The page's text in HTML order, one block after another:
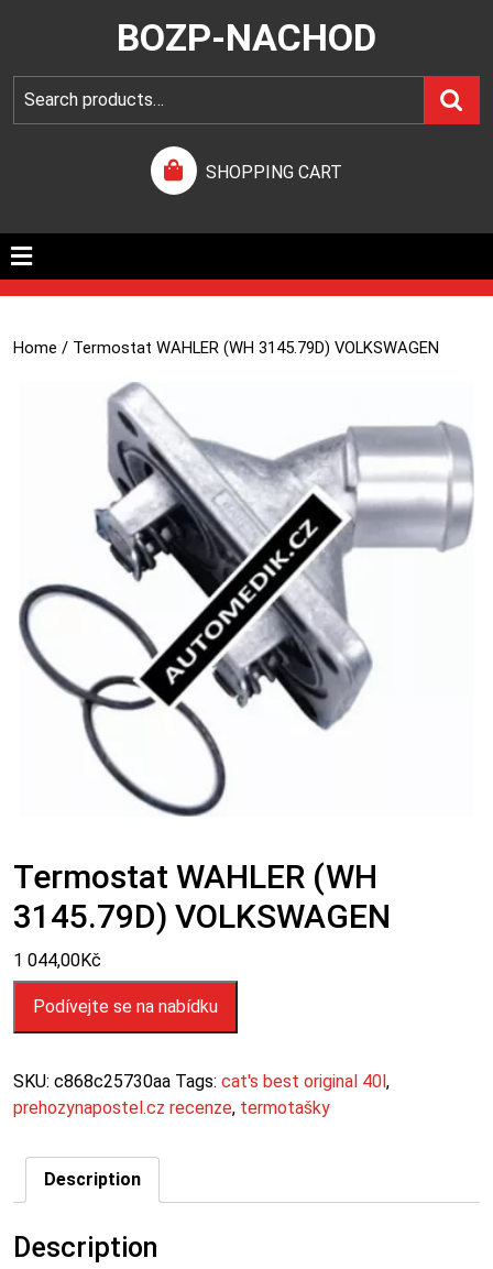
BOZP-NACHOD
SHOPPING CART
Home / Termostat WAHLER (WH 3145.79D) VOLKSWAGEN
Termostat WAHLER (WH
3145.79D) VOLKSWAGEN
1 044,00Kč
Podívejte se na nabídku
SKU: c868c25730aa Tags: cat's best original 40l,
prehozynapostel.cz recenze, termotašky
Description
Description